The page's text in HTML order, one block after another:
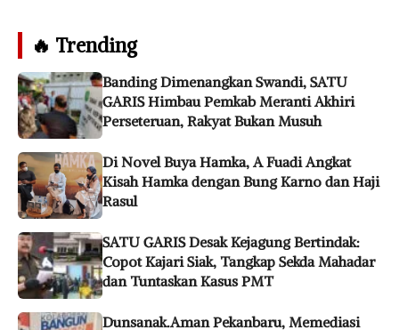
🔥 Trending
Banding Dimenangkan Swandi, SATU
GARIS Himbau Pemkab Meranti Akhiri
Perseteruan, Rakyat Bukan Musuh
Di Novel Buya Hamka, A Fuadi Angkat
Kisah Hamka dengan Bung Karno dan Haji
Rasul
SATU GARIS Desak Kejagung Bertindak:
Copot Kajari Siak, Tangkap Sekda Mahadar
dan Tuntaskan Kasus PMT
Dunsanak.Aman Pekanbaru, Memediasi